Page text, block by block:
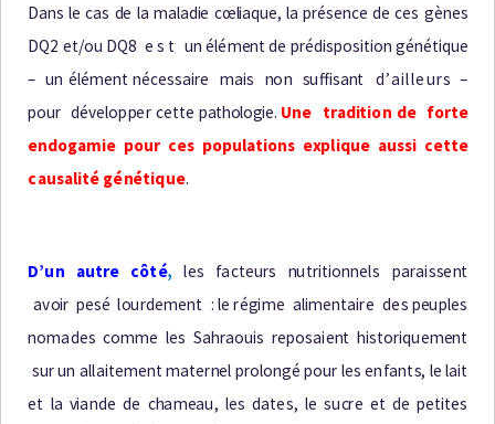
Dans le cas de la maladie cœliaque, la présence de ces gènes
DQ2 et/ou DQ8 est unélément de prédisposition génétique
– un élémentnécessaire mais non suffisant
d’ailleurs –
pour développer cette pathologie. Une tradition de forte
endogamie pour ces populations explique aussi cette
causalité génétique.
D’un autre côté, les facteurs nutritionnels paraissent
avoir pesélourdement : lerégime alimentaire des peuples
nomadescomme les Sahraouis reposaient historiquement
surun allaitementmaternel prolongépour lesenfants, lelait
et la viandede chameau, lesdates, lesucre et depetites